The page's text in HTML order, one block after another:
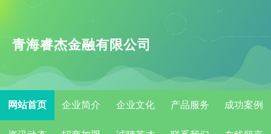
青海睿杰金融有限公司
网站首页 企业简介 企业文化 产品服务 成功案例